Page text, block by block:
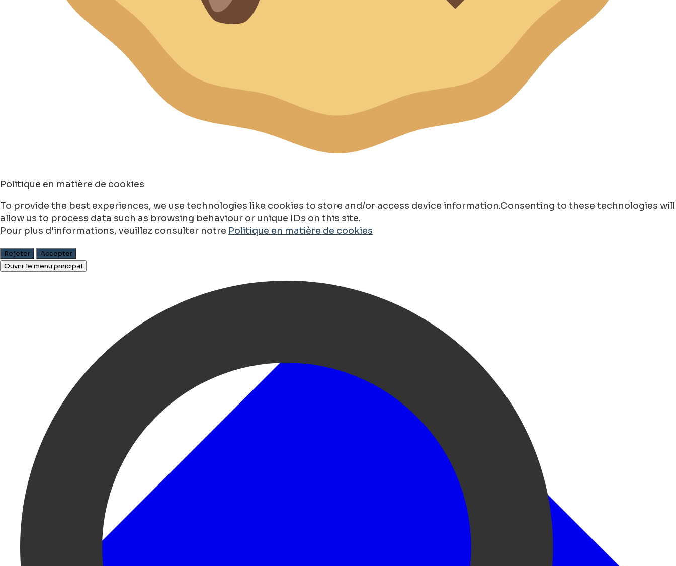
Politique en matière de cookies
To provide the best experiences, we use technologies like cookies to store and/or access device information.Consenting to these technologies will
allow us to process data such as browsing behaviour or unique IDs on this site.
Pour plus d'informations, veuillez consulter notre Politique en matière de cookies
Rejeter
Accepter
Ouvrir le menu principal